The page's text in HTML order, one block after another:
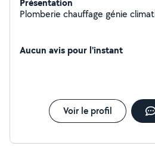
Plomberie chauffage génie
Aucun avis pour l'instant
Voir le profil